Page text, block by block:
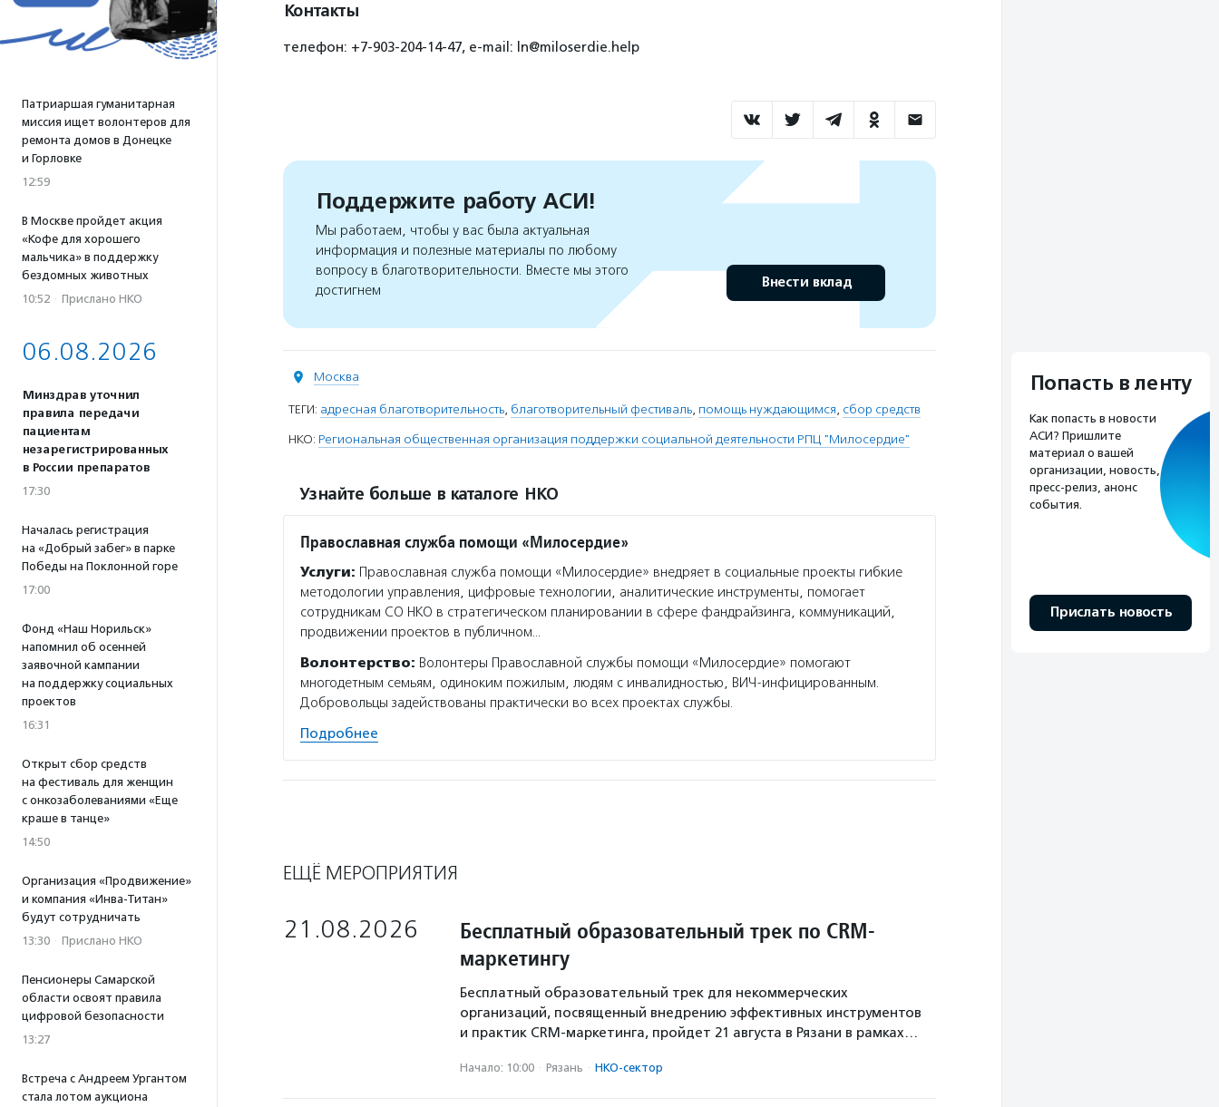
Патриаршая гуманитарная
миссия ищет волонтеров для
ремонта домов в Донецке
и Горловке
12:59
В Москве пройдет акция
«Кофе для хорошего
мальчика» в поддержку
бездомных животных
10:52 · Прислано НКО
06.08.2026
Минздрав уточнил
правила передачи
пациентам
незарегистрированных
в России препаратов
17:30
Началась регистрация
на «Добрый забег» в парке
Победы на Поклонной горе
17:00
Фонд «Наш Норильск»
напомнил об осенней
заявочной кампании
на поддержку социальных
проектов
16:31
Открыт сбор средств
на фестиваль для женщин
с онкозаболеваниями «Еще
краше в танце»
14:50
Организация «Продвижение»
и компания «Инва-Титан»
будут сотрудничать
13:30 · Прислано НКО
Пенсионеры Самарской
области освоят правила
цифровой безопасности
13:27
Встреча с Андреем Ургантом
стала лотом аукциона
Контакты
телефон: +7-903-204-14-47, e-mail: ln@miloserdie.help
Поддержите работу АСИ!
Мы работаем, чтобы у вас была актуальная
информация и полезные материалы по любому
вопросу в благотворительности. Вместе мы этого
достигнем
Внести вклад
Москва
ТЕГИ: адресная благотворительность, благотворительный фестиваль, помощь нуждающимся, сбор средств
НКО: Региональная общественная организация поддержки социальной деятельности РПЦ "Милосердие"
Узнайте больше в каталоге НКО
Православная служба помощи «Милосердие»
Услуги: Православная служба помощи «Милосердие» внедряет в социальные проекты гибкие
методологии управления, цифровые технологии, аналитические инструменты, помогает
сотрудникам СО НКО в стратегическом планировании в сфере фандрайзинга, коммуникаций,
продвижении проектов в публичном…
Волонтерство: Волонтеры Православной службы помощи «Милосердие» помогают
многодетным семьям, одиноким пожилым, людям с инвалидностью, ВИЧ-инфицированным.
Добровольцы задействованы практически во всех проектах службы.
Подробнее
ЕЩЁ МЕРОПРИЯТИЯ
21.08.2026
Бесплатный образовательный трек по CRM-
маркетингу
Бесплатный образовательный трек для некоммерческих
организаций, посвященный внедрению эффективных инструментов
и практик CRM-маркетинга, пройдет 21 августа в Рязани в рамках…
Начало: 10:00 · Рязань · НКО-сектор
Попасть в ленту
Как попасть в новости
АСИ? Пришлите
материал о вашей
организации, новость,
пресс-релиз, анонс
события.
Прислать новость